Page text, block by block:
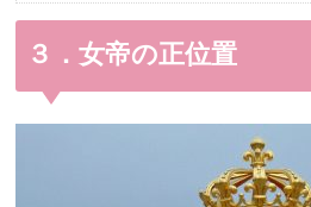
３．女帝の正位置